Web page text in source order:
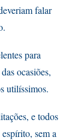
falar
para
ocasiões,
utilíssimos.
e todos
sem a